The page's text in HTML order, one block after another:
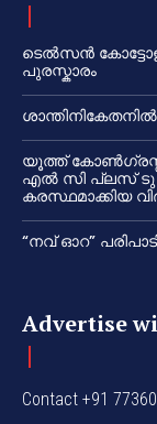
ടെൽസൻ
പുരസ്കാരം
യൂത്ത്
എൽ സി പ്ലസ് ടു
കരസ്ഥമാക്കിയ
“നവ് ഓറ”
Advertise
Contact +91